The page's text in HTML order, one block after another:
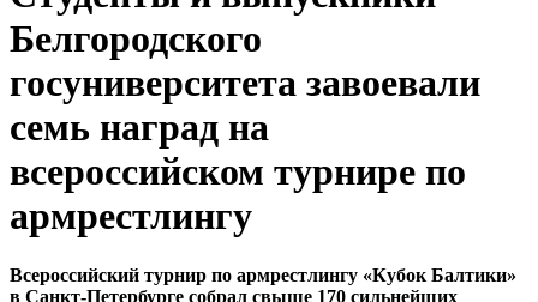
Белгородского
госуниверситета завоевали
семь наград на
всероссийском турнире по
армрестлингу
Всероссийский турнир по армрестлингу «Кубок Балтики»
в Санкт-Петербурге собрал свыше 170 сильнейших